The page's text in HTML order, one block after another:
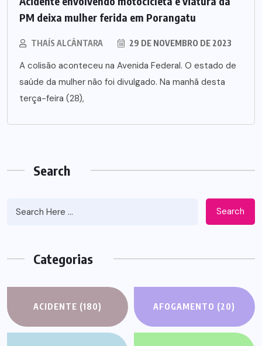
PM deixa mulher ferida em Porangatu
THAÍS ALCÂNTARA 29 DE NOVEMBRO DE 2023
A colisão aconteceu na Avenida Federal. O estado de
saúde da mulher não foi divulgado. Na manhã desta
terça-feira (28),
Search
Search
Categorias
ACIDENTE (180) AFOGAMENTO (20)